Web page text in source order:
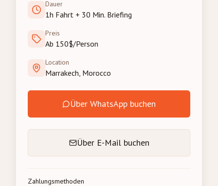
Dauer
1h Fahrt + 30 Min. Briefing
Preis
Ab 150$/Person
Location
Marrakech, Morocco
Über WhatsApp buchen
Über E-Mail buchen
Zahlungsmethoden